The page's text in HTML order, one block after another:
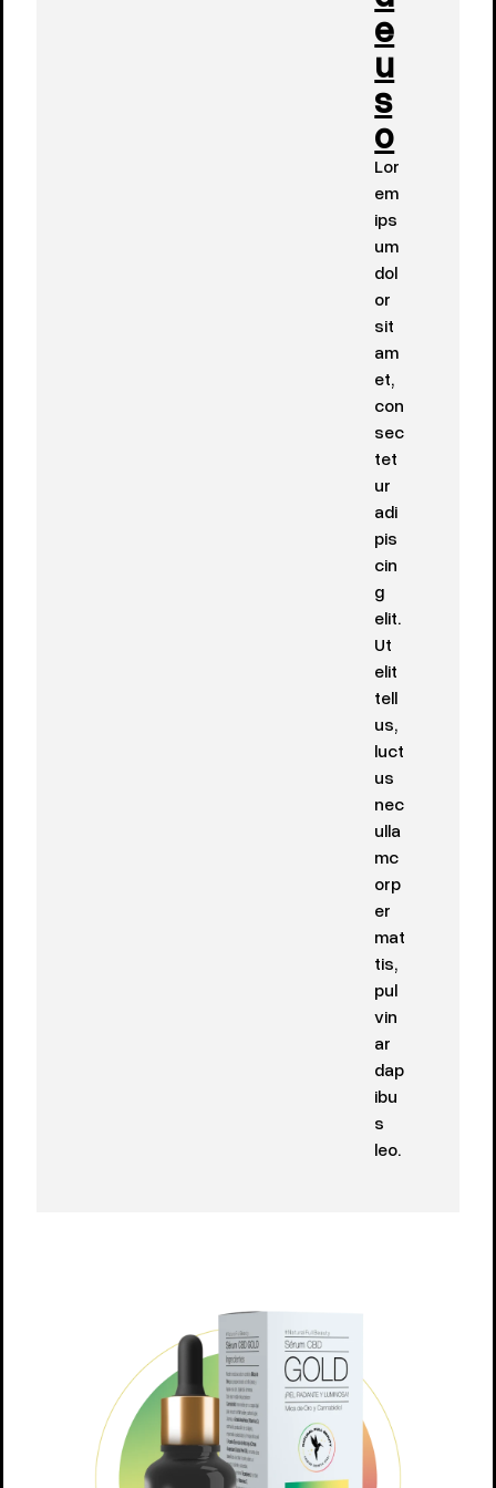
e
u
s
o
Lor
em
ips
um
dol
or
sit
am
et,
con
sec
tet
ur
adi
pis
cin
g
elit.
Ut
elit
tell
us,
luct
us
nec
ulla
mc
orp
er
mat
tis,
pul
vin
ar
dap
ibu
s
leo.